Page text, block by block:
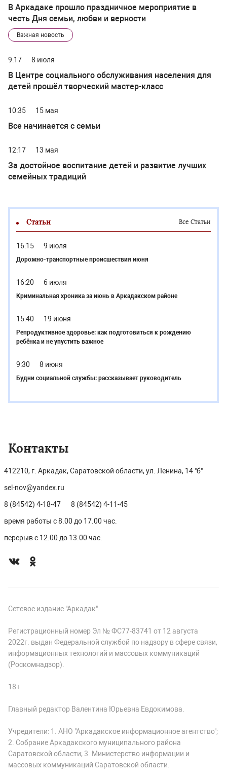
В Аркадаке прошло праздничное мероприятие в
честь Дня семьи, любви и верности
Важная новость
9:17 8 июля
В Центре социального обслуживания населения для
детей прошёл творческий мастер-класс
10:35 15 мая
Все начинается с семьи
12:17 13 мая
За достойное воспитание детей и развитие лучших
семейных традиций
Статьи Все Статьи
16:15 9 июля
Дорожно-транспортные происшествия июня
16:20 6 июля
Криминальная хроника за июнь в Аркадакском районе
15:40 19 июня
Репродуктивное здоровье: как подготовиться к рождению
ребёнка и не упустить важное
9:30 8 июня
Будни социальной службы: рассказывает руководитель
Контакты
412210, г. Аркадак, Саратовской области, ул. Ленина, 14 "б"
sel-nov@yandex.ru
8 (84542) 4-18-47 8 (84542) 4-11-45
время работы с 8.00 до 17.00 час.
перерыв с 12.00 до 13.00 час.
Сетевое издание "Аркадак".
Регистрационный номер Эл № ФС77-83741 от 12 августа
2022г. выдан Федеральной службой по надзору в сфере связи,
информационных технологий и массовых коммуникаций
(Роскомнадзор).
18+
Главный редактор Валентина Юрьевна Евдокимова.
Учредители: 1. АНО "Аркадакское информационное агентство";
2. Собрание Аркадакского муниципального района
Саратовской области; 3. Министерство информации и
массовых коммуникаций Саратовской области.